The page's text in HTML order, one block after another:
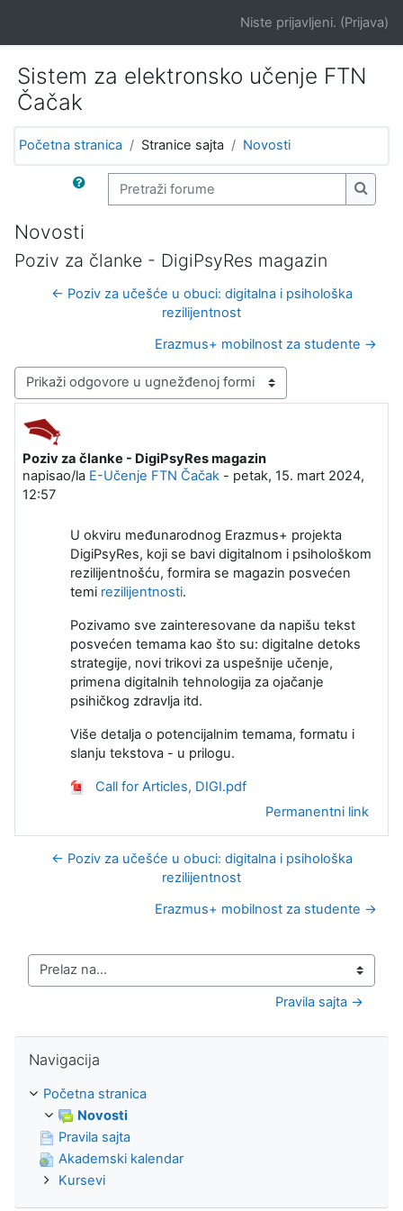
Niste prijavljeni. (Prijava)
Sistem za elektronsko učenje FTN
Čačak
Početna stranica Stranice sajta Novosti
Pretraži forume
Novosti
Poziv za članke - DigiPsyRes magazin
← Poziv za učešće u obuci: digitalna i psihološka
rezilijentnost
Erazmus+ mobilnost za studente →
Način prikazivanja
Poziv za članke - DigiPsyRes magazin
napisao/la E-Učenje FTN Čačak - petak, 15. mart 2024,
12:57
Broj odgovora: 0
U okviru međunarodnog Erazmus+ projekta
DigiPsyRes, koji se bavi digitalnom i psihološkom
rezilijentnošću, formira se magazin posvećen
temi rezilijentnosti.
Pozivamo sve zainteresovane da napišu tekst
posvećen temama kao što su: digitalne detoks
strategije, novi trikovi za uspešnije učenje,
primena digitalnih tehnologija za ojačanje
psihičkog zdravlja itd.
Više detalja o potencijalnim temama, formatu i
slanju tekstova - u prilogu.
Call for Articles, DIGI.pdf
Permanentni link
← Poziv za učešće u obuci: digitalna i psihološka
rezilijentnost
Erazmus+ mobilnost za studente →
Prelaz na...
Pravila sajta →
Navigacija
Početna stranica
Novosti
Pravila sajta
Akademski kalendar
Kursevi